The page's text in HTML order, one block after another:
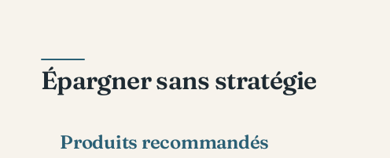
Épargner sans stratégie
Produits recommandés